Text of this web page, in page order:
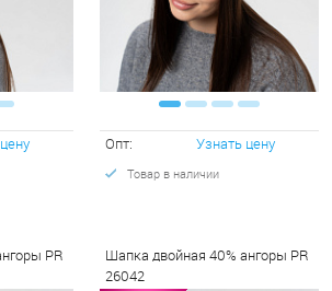
Опт: Узнать цену
Товар в наличии
PR
Шапка двойная 40% ангоры PR
26042